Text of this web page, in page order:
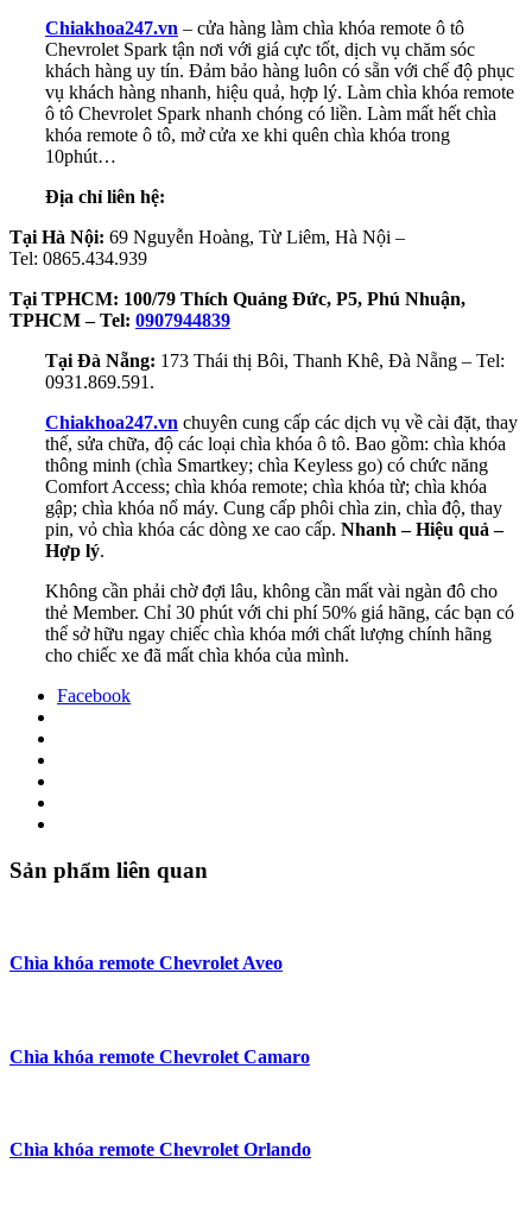
Chiakhoa247.vn – cửa hàng làm chìa khóa remote ô tô
Chevrolet Spark tận nơi với giá cực tốt, dịch vụ chăm sóc
khách hàng uy tín. Đảm bảo hàng luôn có sẵn với chế độ phục
vụ khách hàng nhanh, hiệu quả, hợp lý. Làm chìa khóa remote
ô tô Chevrolet Spark nhanh chóng có liền. Làm mất hết chìa
khóa remote ô tô, mở cửa xe khi quên chìa khóa trong
10phút…
Địa chỉ liên hệ:
Tại Hà Nội: 69 Nguyễn Hoàng, Từ Liêm, Hà Nội –
Tel: 0865.434.939
Tại TPHCM: 100/79 Thích Quảng Đức, P5, Phú Nhuận,
TPHCM – Tel: 0907944839
Tại Đà Nẵng: 173 Thái thị Bôi, Thanh Khê, Đà Nẵng – Tel:
0931.869.591.
Chiakhoa247.vn chuyên cung cấp các dịch vụ về cài đặt, thay
thế, sửa chữa, độ các loại chìa khóa ô tô. Bao gồm: chìa khóa
thông minh (chìa Smartkey; chìa Keyless go) có chức năng
Comfort Access; chìa khóa remote; chìa khóa từ; chìa khóa
gập; chìa khóa nổ máy. Cung cấp phôi chìa zin, chìa độ, thay
pin, vỏ chìa khóa các dòng xe cao cấp. Nhanh – Hiệu quả –
Hợp lý.
Không cần phải chờ đợi lâu, không cần mất vài ngàn đô cho
thẻ Member. Chỉ 30 phút với chi phí 50% giá hãng, các bạn có
thể sở hữu ngay chiếc chìa khóa mới chất lượng chính hãng
cho chiếc xe đã mất chìa khóa của mình.
Facebook
Sản phẩm liên quan
Chìa khóa remote Chevrolet Aveo
Chìa khóa remote Chevrolet Camaro
Chìa khóa remote Chevrolet Orlando